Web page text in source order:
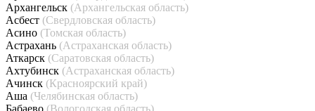
Архангельск (Архангельская область)
Асбест (Свердловская область)
Асино (Томская область)
Астрахань (Астраханская область)
Аткарск (Саратовская область)
Ахтубинск (Астраханская область)
Ачинск (Красноярский край)
Аша (Челябинская область)